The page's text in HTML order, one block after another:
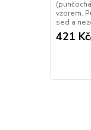
vzorem.
sed a
421 Kč/